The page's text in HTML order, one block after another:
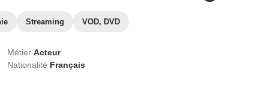
Streaming VOD, DVD
Métier Acteur
Nationalité Français